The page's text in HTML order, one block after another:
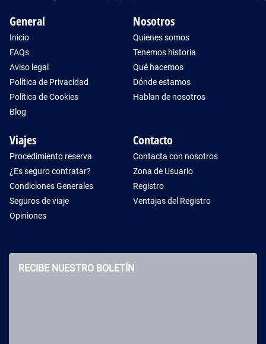
General
Inicio
FAQs
Aviso legal
Política de Privacidad
Política de Cookies
Blog
Nosotros
Quienes somos
Tenemos historia
Qué hacemos
Dónde estamos
Hablan de nosotros
Viajes
Procedimiento reserva
¿Es seguro contratar?
Condiciones Generales
Seguros de viaje
Opiniones
Contacto
Contacta con nosotros
Zona de Usuario
Registro
Ventajas del Registro
RECIBE NUESTRO BOLETÍN